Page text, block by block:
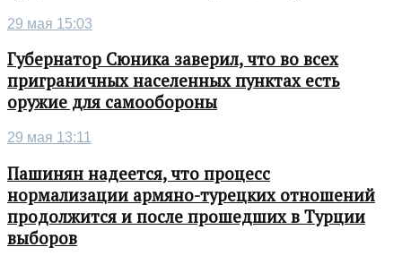
29 мая 15:03
Губернатор Сюника заверил, что во всех
приграничных населенных пунктах есть
оружие для самообороны
29 мая 13:11
Пашинян надеется, что процесс
нормализации армяно-турецких отношений
продолжится и после прошедших в Турции
выборов